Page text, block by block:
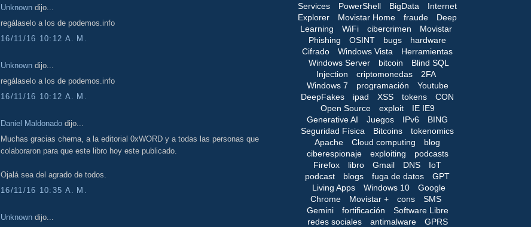
Unknown dijo...
regálaselo a los de podemos.info
16/11/16 10:12 A. M.
Unknown dijo...
regálaselo a los de podemos.info
16/11/16 10:12 A. M.
Daniel Maldonado dijo...
Muchas gracias chema, a la editorial 0xWORD y a todas las personas que
colaboraron para que este libro hoy este publicado.
Ojalá sea del agrado de todos.
16/11/16 10:35 A. M.
Unknown dijo...
Services
PowerShell BigData
Internet
Explorer
Movistar Home fraude
Deep
Learning
WiFi cibercrimen
Movistar
Phishing
OSINT bugs
hardware
Cifrado
Windows Vista
Herramientas
Windows Server
bitcoin
Blind SQL
Injection
criptomonedas
2FA
Windows 7
programación
Youtube
DeepFakes
ipad XSS tokens
CON
Open Source
exploit
IE IE9
Generative AI
Juegos IPv6
BING
Seguridad Física
Bitcoins
tokenomics
Apache
Cloud computing
blog
ciberespionaje
exploiting
podcasts
Firefox
libro Gmail DNS
IoT
podcast
blogs fuga de datos
GPT
Living Apps
Windows 10
Google
Chrome
Movistar + cons
SMS
Gemini
fortificación
Software Libre
redes sociales
antimalware
GPRS